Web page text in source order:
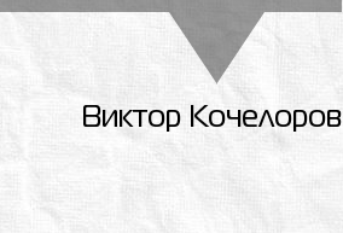
Виктор Кочелоров